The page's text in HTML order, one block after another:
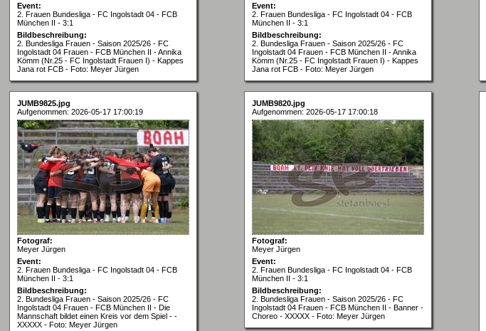
Event:
2. Frauen Bundesliga - FC Ingolstadt 04 - FCB
München II - 3:1
Bildbeschreibung:
2. Bundesliga Frauen - Saison 2025/26 - FC
Ingolstadt 04 Frauen - FCB München II - Annika
Kömm (Nr.25 - FC Ingolstadt Frauen I) - Kappes
Jana rot FCB - Foto: Meyer Jürgen
Event:
2. Frauen Bundesliga - FC Ingolstadt 04 - FCB
München II - 3:1
Bildbeschreibung:
2. Bundesliga Frauen - Saison 2025/26 - FC
Ingolstadt 04 Frauen - FCB München II - Annika
Kömm (Nr.25 - FC Ingolstadt Frauen I) - Kappes
Jana rot FCB - Foto: Meyer Jürgen
JUMB9825.jpg
Aufgenommen: 2026-05-17 17:00:19
Fotograf:
Meyer Jürgen
Event:
2. Frauen Bundesliga - FC Ingolstadt 04 - FCB
München II - 3:1
Bildbeschreibung:
2. Bundesliga Frauen - Saison 2025/26 - FC
Ingolstadt 04 Frauen - FCB München II - Die
Mannschaft bildet einen Kreis vor dem Spiel - -
XXXXX - Foto: Meyer Jürgen
JUMB9820.jpg
Aufgenommen: 2026-05-17 17:00:18
Fotograf:
Meyer Jürgen
Event:
2. Frauen Bundesliga - FC Ingolstadt 04 - FCB
München II - 3:1
Bildbeschreibung:
2. Bundesliga Frauen - Saison 2025/26 - FC
Ingolstadt 04 Frauen - FCB München II - Banner -
Choreo - XXXXX - Foto: Meyer Jürgen